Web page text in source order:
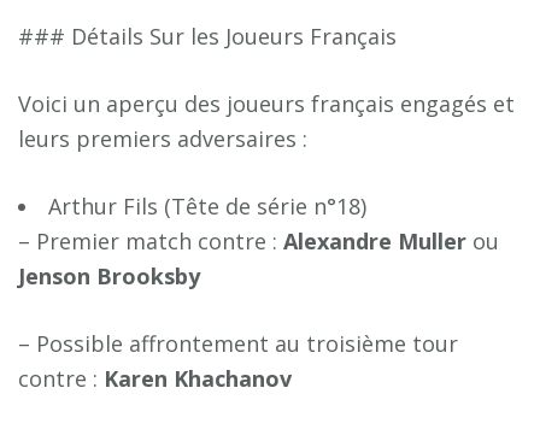
### Détails Sur les Joueurs Français
Voici un aperçu des joueurs français engagés et
leurs premiers adversaires :
Arthur Fils (Tête de série n°18)
– Premier match contre : Alexandre Muller ou
Jenson Brooksby
– Possible affrontement au troisième tour
contre : Karen Khachanov